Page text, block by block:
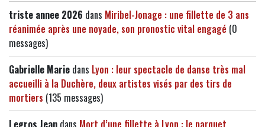
triste annee 2026 dans Miribel-Jonage : une fillette de 3 ans
réanimée après une noyade, son pronostic vital engagé (0
messages)
Gabrielle Marie dans Lyon : leur spectacle de danse très mal
accueilli à la Duchère, deux artistes visés par des tirs de
mortiers (135 messages)
Legros Jean dans Mort d’une fillette à Lyon : le parquet